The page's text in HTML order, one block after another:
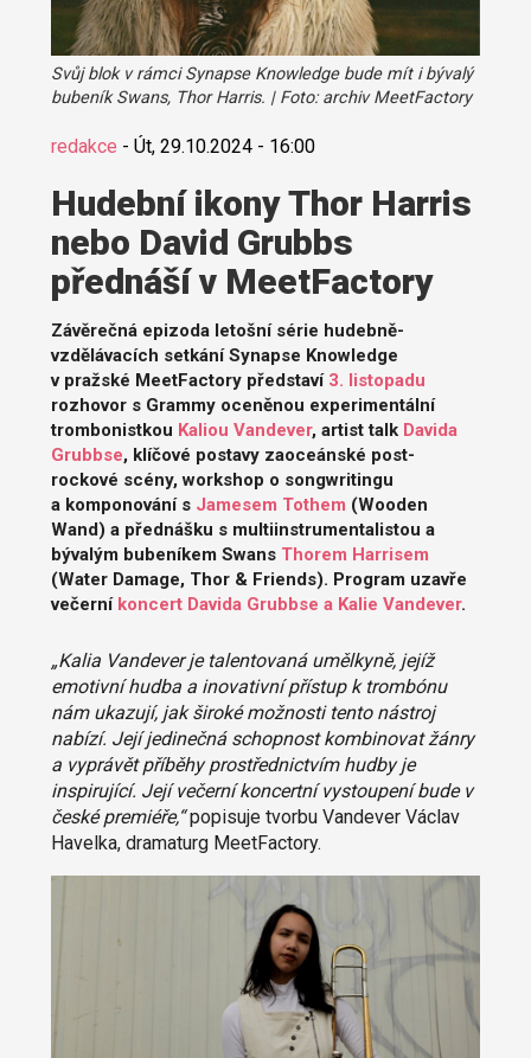
Svůj blok v rámci Synapse Knowledge bude mít i bývalý
bubeník Swans, Thor Harris. | Foto: archiv MeetFactory
redakce - Út, 29.10.2024 - 16:00
Hudební ikony Thor Harris
nebo David Grubbs
přednáší v MeetFactory
Závěrečná epizoda letošní série hudebně-
vzdělávacích setkání Synapse Knowledge
v pražské MeetFactory představí 3. listopadu
rozhovor s Grammy oceněnou experimentální
trombonistkou Kaliou Vandever, artist talk Davida
Grubbse, klíčové postavy zaoceánské post-
rockové scény, workshop o songwritingu
a komponování s Jamesem Tothem (Wooden
Wand) a přednášku s multiinstrumentalistou a
bývalým bubeníkem Swans Thorem Harrisem
(Water Damage, Thor & Friends). Program uzavře
večerní koncert Davida Grubbse a Kalie Vandever.
„Kalia Vandever je talentovaná umělkyně, jejíž
emotivní hudba a inovativní přístup k trombónu
nám ukazují, jak široké možnosti tento nástroj
nabízí. Její jedinečná schopnost kombinovat žánry
a vyprávět příběhy prostřednictvím hudby je
inspirující. Její večerní koncertní vystoupení bude v
české premiéře,“popisuje tvorbu Vandever Václav
Havelka, dramaturg MeetFactory.